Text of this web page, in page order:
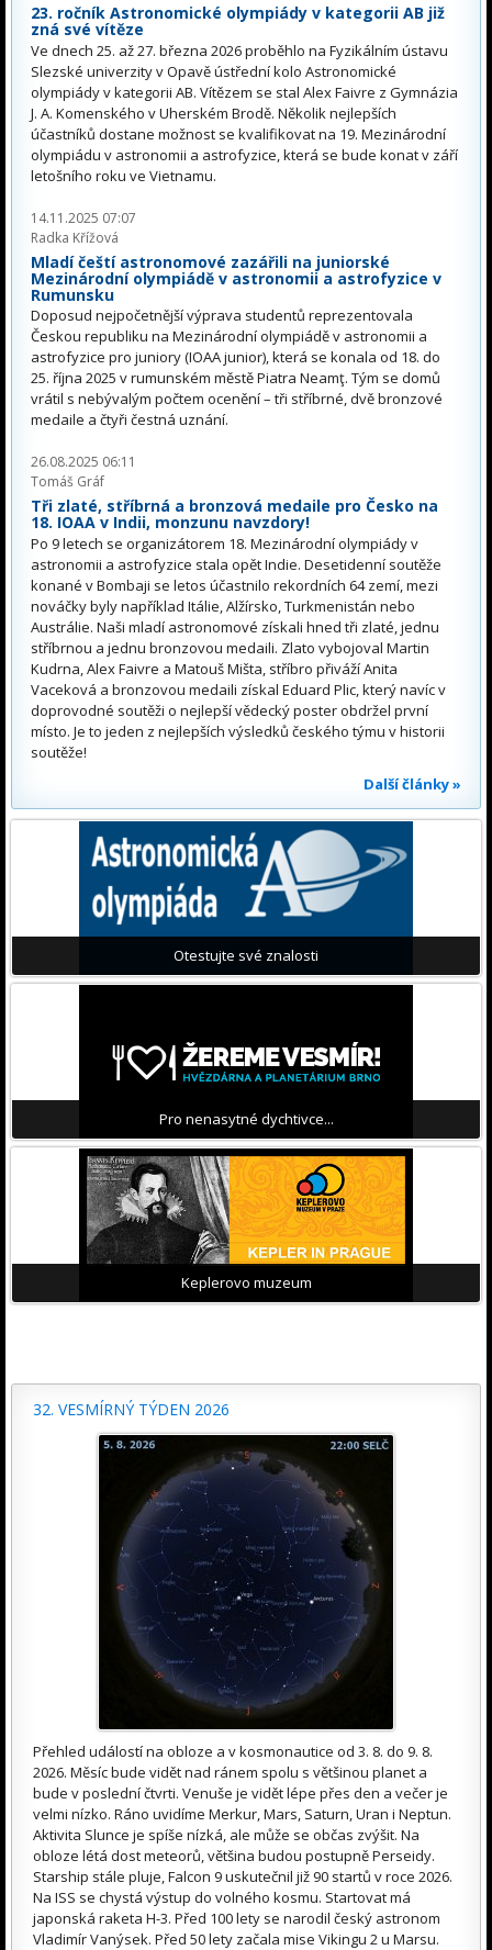
23. ročník Astronomické olympiády v kategorii AB již
zná své vítěze
Ve dnech 25. až 27. března 2026 proběhlo na Fyzikálním ústavu
Slezské univerzity v Opavě ústřední kolo Astronomické
olympiády v kategorii AB. Vítězem se stal Alex Faivre z Gymnázia
J. A. Komenského v Uherském Brodě. Několik nejlepších
účastníků dostane možnost se kvalifikovat na 19. Mezinárodní
olympiádu v astronomii a astrofyzice, která se bude konat v září
letošního roku ve Vietnamu.
14.11.2025 07:07
Radka Křížová
Mladí čeští astronomové zazářili na juniorské
Mezinárodní olympiádě v astronomii a astrofyzice v
Rumunsku
Doposud nejpočetnější výprava studentů reprezentovala
Českou republiku na Mezinárodní olympiádě v astronomii a
astrofyzice pro juniory (IOAA junior), která se konala od 18. do
25. října 2025 v rumunském městě Piatra Neamţ. Tým se domů
vrátil s nebývalým počtem ocenění – tři stříbrné, dvě bronzové
medaile a čtyři čestná uznání.
26.08.2025 06:11
Tomáš Gráf
Tři zlaté, stříbrná a bronzová medaile pro Česko na
18. IOAA v Indii, monzunu navzdory!
Po 9 letech se organizátorem 18. Mezinárodní olympiády v
astronomii a astrofyzice stala opět Indie. Desetidenní soutěže
konané v Bombaji se letos účastnilo rekordních 64 zemí, mezi
nováčky byly například Itálie, Alžírsko, Turkmenistán nebo
Austrálie. Naši mladí astronomové získali hned tři zlaté, jednu
stříbrnou a jednu bronzovou medaili. Zlato vybojoval Martin
Kudrna, Alex Faivre a Matouš Mišta, stříbro přiváží Anita
Vaceková a bronzovou medaili získal Eduard Plic, který navíc v
doprovodné soutěži o nejlepší vědecký poster obdržel první
místo. Je to jeden z nejlepších výsledků českého týmu v historii
soutěže!
Další články »
Otestujte své znalosti
Pro nenasytné dychtivce...
Keplerovo muzeum
32. VESMÍRNÝ TÝDEN 2026
Přehled událostí na obloze a v kosmonautice od 3. 8. do 9. 8.
2026. Měsíc bude vidět nad ránem spolu s většinou planet a
bude v poslední čtvrti. Venuše je vidět lépe přes den a večer je
velmi nízko. Ráno uvidíme Merkur, Mars, Saturn, Uran i Neptun.
Aktivita Slunce je spíše nízká, ale může se občas zvýšit. Na
obloze létá dost meteorů, většina budou postupně Perseidy.
Starship stále pluje, Falcon 9 uskutečnil již 90 startů v roce 2026.
Na ISS se chystá výstup do volného kosmu. Startovat má
japonská raketa H-3. Před 100 lety se narodil český astronom
Vladimír Vanýsek. Před 50 lety začala mise Vikingu 2 u Marsu.